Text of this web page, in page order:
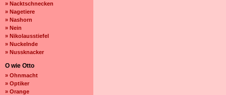
» Nacktschnecken
» Nagetiere
» Nashorn
» Nein
» Nikolausstiefel
» Nuckelnde
» Nussknacker
O wie Otto
» Ohnmacht
» Optiker
» Orange